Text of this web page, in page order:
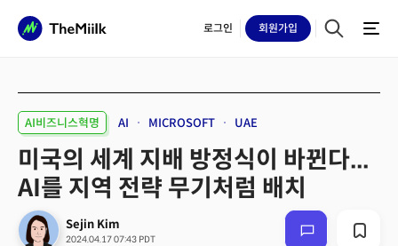
로그인 회원가입
AI비즈니스혁명 AI MICROSOFT UAE
미국의 세계 지배 방정식이 바뀐다...
AI를 지역 전략 무기처럼 배치
Sejin Kim
2024.04.17 07:43 PDT